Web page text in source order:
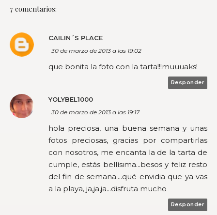
7 comentarios:
CAILIN´S PLACE
30 de marzo de 2013 a las 19:02
que bonita la foto con la tarta!!!muuuaks!
Responder
YOLYBEL1000
30 de marzo de 2013 a las 19:17
hola preciosa, una buena semana y unas
fotos preciosas, gracias por compartirlas
con nosotros, me encanta la de la tarta de
cumple, estás bellísima...besos y feliz resto
del fin de semana....qué envidia que ya vas
a la playa, ja,ja,ja...disfruta mucho
Responder